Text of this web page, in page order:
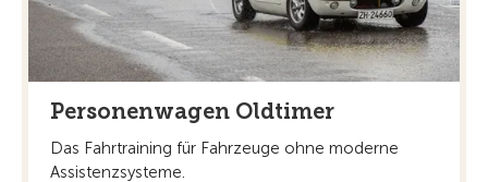
Personenwagen Oldtimer
Das Fahrtraining für Fahrzeuge ohne moderne
Assistenzsysteme.